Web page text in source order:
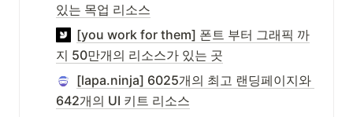
있는 목업 리소스
[you work for them] 폰트 부터 그래픽 까
지 50만개의 리소스가 있는 곳
[lapa.ninja] 6025개의 최고 랜딩페이지와
642개의 UI 키트 리소스